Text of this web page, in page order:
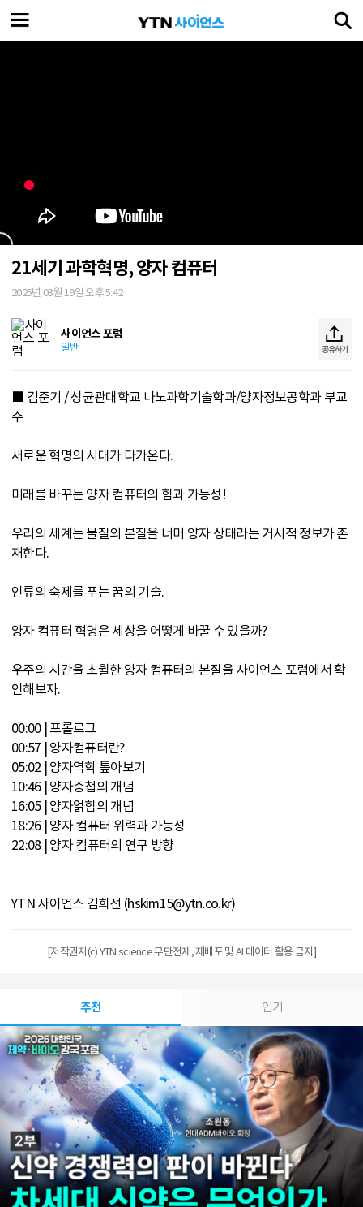
21세기 과학혁명, 양자 컴퓨터
2025년 03월 19일 오후 5:42
사이언스 포럼
일반 공유하기
■ 김준기 / 성균관대학교 나노과학기술학과/양자정보공학과 부교
수
새로운 혁명의 시대가 다가온다.
미래를 바꾸는 양자 컴퓨터의 힘과 가능성!
우리의 세계는 물질의 본질을 너머 양자 상태라는 거시적 정보가 존
재한다.
인류의 숙제를 푸는 꿈의 기술.
양자 컴퓨터 혁명은 세상을 어떻게 바꿀 수 있을까?
우주의 시간을 초월한 양자 컴퓨터의 본질을 사이언스 포럼에서 확
인해보자.
00:00 | 프롤로그
00:57 | 양자컴퓨터란?
05:02 | 양자역학 톺아보기
10:46 | 양자중첩의 개념
16:05 | 양자얽힘의 개념
18:26 | 양자 컴퓨터 위력과 가능성
22:08 | 양자 컴퓨터의 연구 방향
YTN 사이언스 김희선 (hskim15@ytn.co.kr)
[저작권자(c) YTN science 무단전재, 재배포 및 AI 데이터 활용 금지]
추천 인기